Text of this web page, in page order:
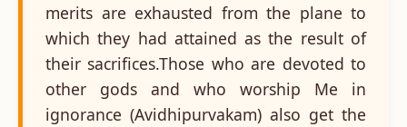
merits are exhausted from the plane to
which they had attained as the result of
their sacrifices.Those who are devoted to
other gods and who worship Me in
ignorance (Avidhipurvakam) also get the